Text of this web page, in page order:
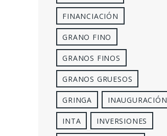
FINANCIACIÓN
GRANO FINO
GRANOS FINOS
GRANOS GRUESOS
GRINGA INAUGURACIÓN
INTA INVERSIONES